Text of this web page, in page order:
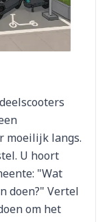
moeilijk langs.
U hoort
"Wat
doen?" Vertel
om het